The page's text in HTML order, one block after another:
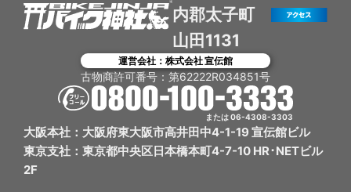
内郡太子町
山田1131
運営会社：株式会社 宣伝館
古物商許可番号：第62222R034851号
または 06-4308-3303
大阪本社：大阪府東大阪市高井田中4-1-19 宣伝館ビル
東京支社：東京都中央区日本橋本町4-7-10 HR･NETビル
2F